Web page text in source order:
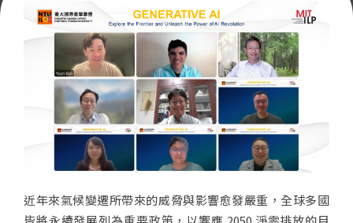
近年來氣候變遷所帶來的威脅與影響愈發嚴重，全球多國